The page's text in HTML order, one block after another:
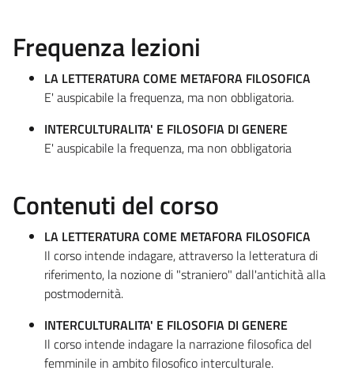
Frequenza lezioni
LA LETTERATURA COME METAFORA FILOSOFICA
E' auspicabile la frequenza, ma non obbligatoria.
INTERCULTURALITA' E FILOSOFIA DI GENERE
E' auspicabile la frequenza, ma non obbligatoria
Contenuti del corso
LA LETTERATURA COME METAFORA FILOSOFICA
Il corso intende indagare, attraverso la letteratura di
riferimento, la nozione di "straniero" dall'antichità alla
postmodernità.
INTERCULTURALITA' E FILOSOFIA DI GENERE
Il corso intende indagare la narrazione filosofica del
femminile in ambito filosofico interculturale.